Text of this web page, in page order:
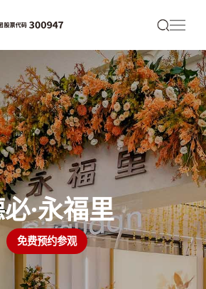
·永福里
免费预约参观